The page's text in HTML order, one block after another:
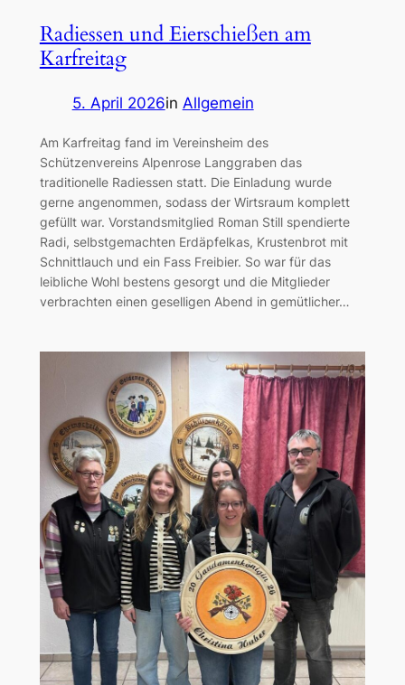
Radiessen und Eierschießen am
Karfreitag
5. April 2026in Allgemein
Am Karfreitag fand im Vereinsheim des
Schützenvereins Alpenrose Langgraben das
traditionelle Radiessen statt. Die Einladung wurde
gerne angenommen, sodass der Wirtsraum komplett
gefüllt war. Vorstandsmitglied Roman Still spendierte
Radi, selbstgemachten Erdäpfelkas, Krustenbrot mit
Schnittlauch und ein Fass Freibier. So war für das
leibliche Wohl bestens gesorgt und die Mitglieder
verbrachten einen geselligen Abend in gemütlicher…